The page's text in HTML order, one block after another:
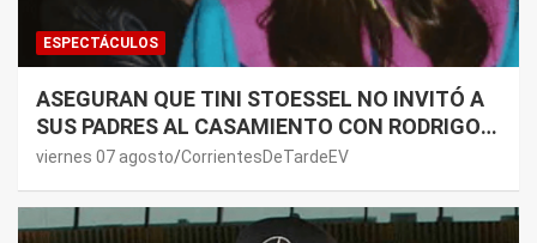
ESPECTÁCULOS
ASEGURAN QUE TINI STOESSEL NO INVITÓ A
SUS PADRES AL CASAMIENTO CON RODRIGO
DE PAUL: LOS MOTIVOS
viernes 07 agosto CorrientesDeTardeEV